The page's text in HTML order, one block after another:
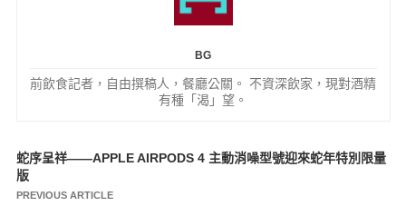
BG
前飲食記者，自由撰稿人，餐廳公關。 不資深飲家，現對酒精
有種「渴」望。
文
章
蛇序呈祥——APPLE AIRPODS 4 主動消噪型號迎來蛇年特別限量
版
PREVIOUS ARTICLE